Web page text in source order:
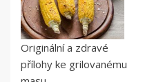
Originální a zdravé
přílohy ke grilovanému